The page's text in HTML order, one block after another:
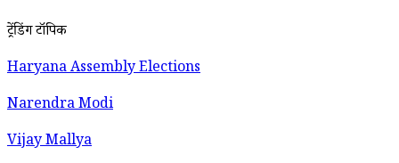
ट्रेंडिंग टॉपिक
Haryana Assembly Elections
Narendra Modi
Vijay Mallya